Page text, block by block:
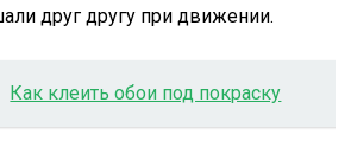
друг другу при движении.
Как клеить обои под покраску